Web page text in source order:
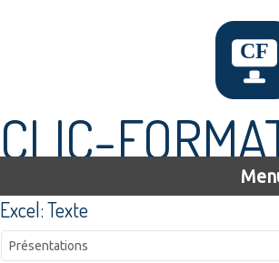
CLIC-
Excel: Texte
Présentations